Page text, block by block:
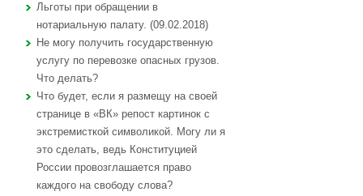
Льготы при обращении в
нотариальную палату. (09.02.2018)
Не могу получить государственную
услугу по перевозке опасных грузов.
Что делать?
Что будет, если я размещу на своей
странице в «ВК» репост картинок с
экстремисткой символикой. Могу ли я
это сделать, ведь Конституцией
России провозглашается право
каждого на свободу слова?